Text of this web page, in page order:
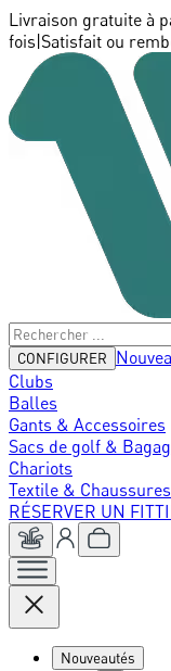
Livraison gratuite à
fois Satisfait ou
CONFIGURER
Clubs
Balles
Gants & Accessoires
Sacs de golf &
Chariots
Textile & Chaussures
RÉSERVER UN
Nouveautés